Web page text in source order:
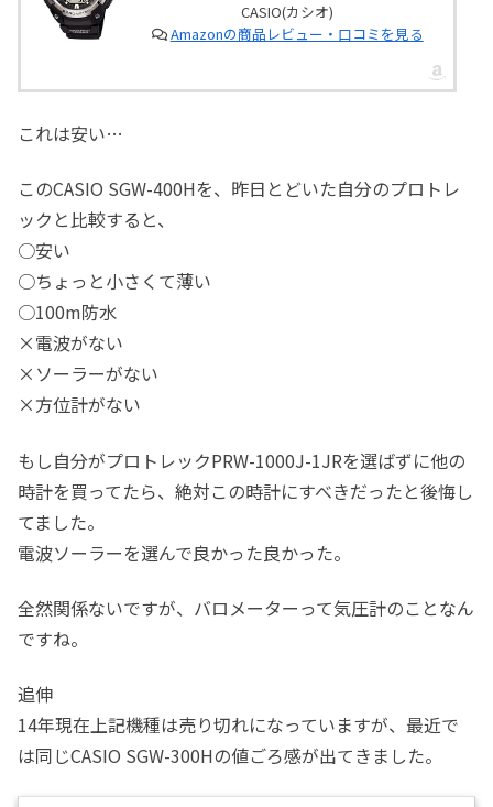
CASIO(カシオ)
Amazonの商品レビュー・口コミを見る
これは安い…
このCASIO SGW-400Hを、昨日とどいた自分のプロトレ
ックと比較すると、
○安い
○ちょっと小さくて薄い
○100m防水
×電波がない
×ソーラーがない
×方位計がない
もし自分がプロトレックPRW-1000J-1JRを選ばずに他の
時計を買ってたら、絶対この時計にすべきだったと後悔し
てました。
電波ソーラーを選んで良かった良かった。
全然関係ないですが、バロメーターって気圧計のことなん
ですね。
追伸
14年現在上記機種は売り切れになっていますが、最近で
は同じCASIO SGW-300Hの値ごろ感が出てきました。